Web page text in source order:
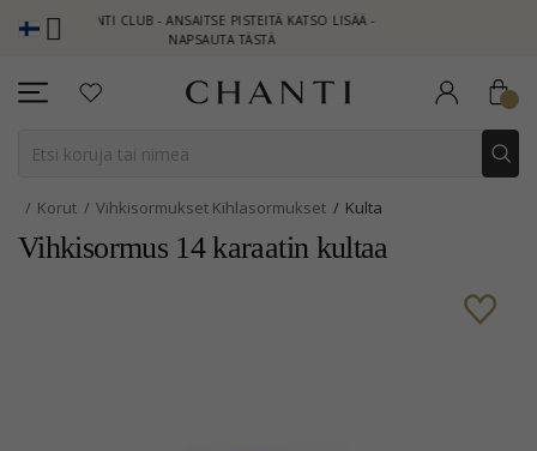
CLUB - ANSAITSE PISTEITÄ KATSO LISÄÄ -
NAPSAUTA TÄSTÄ
Korut Vihkisormukset Kihlasormukset Kulta
Vihkisormus 14 karaatin kultaa